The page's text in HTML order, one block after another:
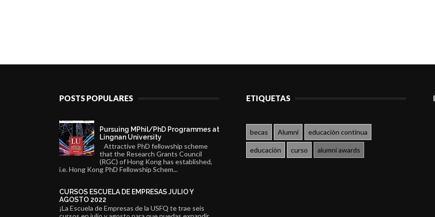
POSTS POPULARES
Pursuing MPhil/PhD Programmes at
Lingnan University
Attractive PhD fellowship scheme
that the Research Grants Council
(RGC) of Hong Kong has established,
i.e. Hong Kong PhD Fellowship Schem...
CURSOS ESCUELA DE EMPRESAS JULIO Y
AGOSTO 2022
¡La Escuela de Empresas de la USFQ te trae seis
ETIQUETAS
becas Alumni educación continua
educación curso alumni awards